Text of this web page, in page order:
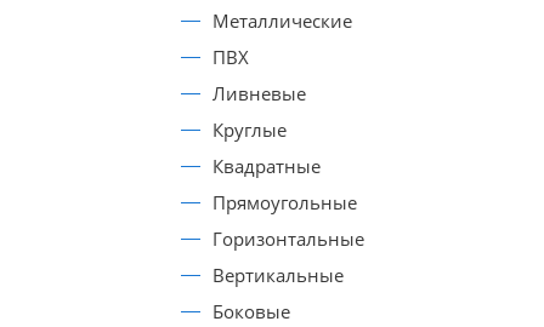
Металлические
ПВХ
Ливневые
Круглые
Квадратные
Прямоугольные
Горизонтальные
Вертикальные
Боковые